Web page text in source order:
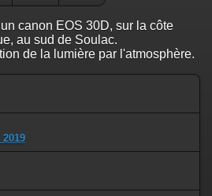
canon EOS 30D, sur la côte
au sud de Soulac.
de la lumière par l'atmosphère.